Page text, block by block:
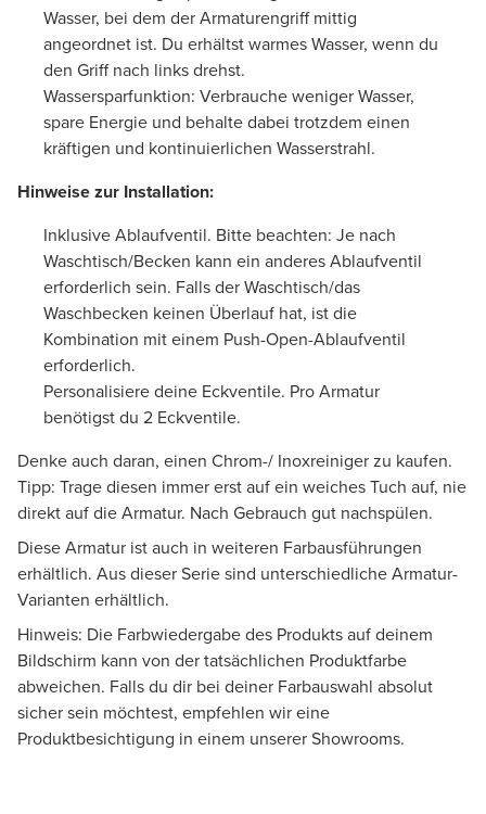
Wasser, bei dem der Armaturengriff mittig
angeordnet ist. Du erhältst warmes Wasser, wenn du
den Griff nach links drehst.
Wassersparfunktion: Verbrauche weniger Wasser,
spare Energie und behalte dabei trotzdem einen
kräftigen und kontinuierlichen Wasserstrahl.
Hinweise zur Installation:
Inklusive Ablaufventil. Bitte beachten: Je nach
Waschtisch/Becken kann ein anderes Ablaufventil
erforderlich sein. Falls der Waschtisch/das
Waschbecken keinen Überlauf hat, ist die
Kombination mit einem Push-Open-Ablaufventil
erforderlich.
Personalisiere deine Eckventile. Pro Armatur
benötigst du 2 Eckventile.
Denke auch daran, einen Chrom-/ Inoxreiniger zu kaufen.
Tipp: Trage diesen immer erst auf ein weiches Tuch auf, nie
direkt auf die Armatur. Nach Gebrauch gut nachspülen.
Diese Armatur ist auch in weiteren Farbausführungen
erhältlich. Aus dieser Serie sind unterschiedliche Armatur-
Varianten erhältlich.
Hinweis: Die Farbwiedergabe des Produkts auf deinem
Bildschirm kann von der tatsächlichen Produktfarbe
abweichen. Falls du dir bei deiner Farbauswahl absolut
sicher sein möchtest, empfehlen wir eine
Produktbesichtigung in einem unserer Showrooms.